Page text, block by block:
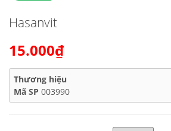
Hasanvit
15.000₫
Thương hiệu
Mã SP 003990